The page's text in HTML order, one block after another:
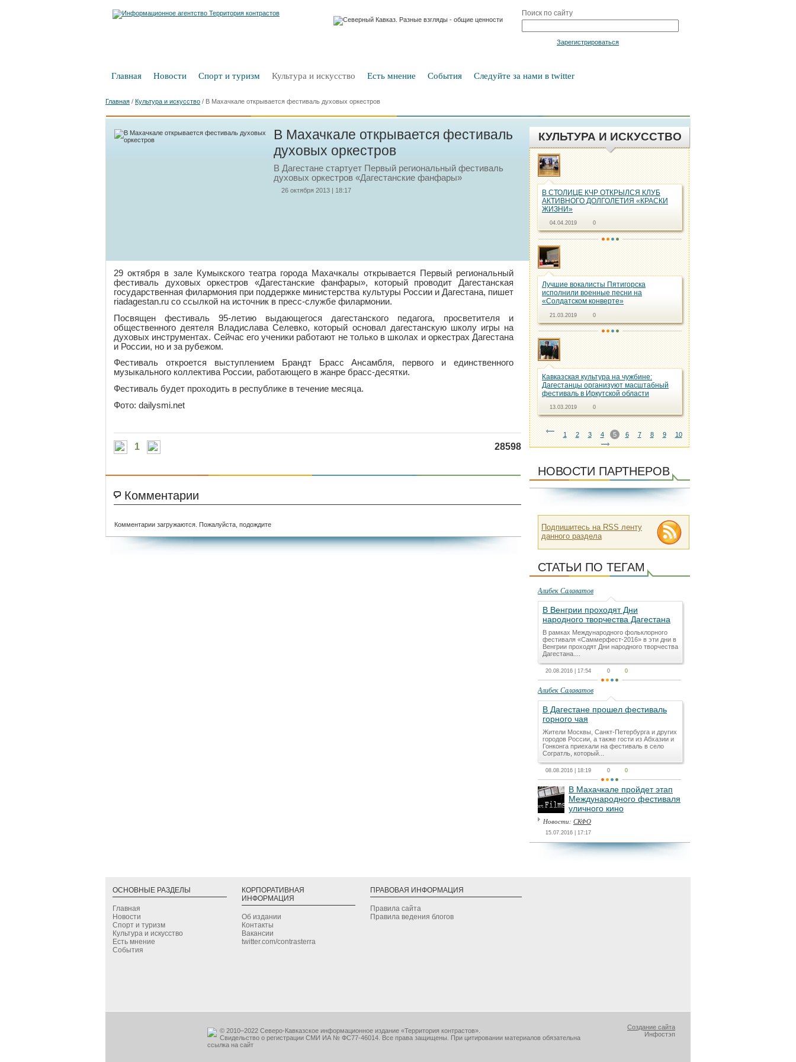
Поиск по сайту
Зарегистрироваться
Главная Новости Спорт и туризм Культура и искусство Есть мнение События Следуйте за нами в twitter
Главная / Культура и искусство / В Махачкале открывается фестиваль духовых оркестров
В Махачкале открывается фестиваль
духовых оркестров
В Дагестане стартует Первый региональный фестиваль
духовых оркестров «Дагестанские фанфары»
26 октября 2013 | 18:17
29 октября в зале Кумыкского театра города Махачкалы открывается Первый региональный
фестиваль духовых оркестров «Дагестанские фанфары», который проводит Дагестанская
государственная филармония при поддержке министерства культуры России и Дагестана, пишет
riadagestan.ru со ссылкой на источник в пресс-службе филармонии.
Посвящен фестиваль 95-летию выдающегося дагестанского педагога, просветителя и
общественного деятеля Владислава Селевко, который основал дагестанскую школу игры на
духовых инструментах. Сейчас его ученики работают не только в школах и оркестрах Дагестана
и России, но и за рубежом.
Фестиваль откроется выступлением Брандт Брасс Ансамбля, первого и единственного
музыкального коллектива России, работающего в жанре брасс-десятки.
Фестиваль будет проходить в республике в течение месяца.
Фото: dailysmi.net
1 28598
Комментарии
Комментарии загружаются. Пожалуйста, подождите
КУЛЬТУРА И ИСКУССТВО
В СТОЛИЦЕ КЧР ОТКРЫЛСЯ КЛУБ
АКТИВНОГО ДОЛГОЛЕТИЯ «КРАСКИ
ЖИЗНИ»
04.04.2019 0
Лучшие вокалисты Пятигорска
исполнили военные песни на
«Солдатском конверте»
21.03.2019 0
Кавказская культура на чужбине:
Дагестанцы организуют масштабный
фестиваль в Иркутской области
13.03.2019 0
1 2 3 4 5 6 7 8 9 10
НОВОСТИ ПАРТНЕРОВ
Подпишитесь на RSS ленту
данного раздела
СТАТЬИ ПО ТЕГАМ
Алибек Салаватов
В Венгрии проходят Дни
народного творчества Дагестана
В рамках Международного фольклорного
фестиваля «Саммерфест-2016» в эти дни в
Венгрии проходят Дни народного творчества
Дагестана....
20.08.2016 | 17:54 0 0
Алибек Салаватов
В Дагестане прошел фестиваль
горного чая
Жители Москвы, Санкт-Петербурга и других
городов России, а также гости из Абхазии и
Гонконга приехали на фестиваль в село
Согратль, который...
08.08.2016 | 18:19 0 0
В Махачкале пройдет этап
Международного фестиваля
уличного кино
Новости: СКФО
15.07.2016 | 17:17
ОСНОВНЫЕ РАЗДЕЛЫ
Главная
Новости
Спорт и туризм
Культура и искусство
Есть мнение
События
КОРПОРАТИВНАЯ
ИНФОРМАЦИЯ
Об издании
Контакты
Вакансии
twitter.com/contrasterra
ПРАВОВАЯ ИНФОРМАЦИЯ
Правила сайта
Правила ведения блогов
© 2010–2022 Северо-Кавказское информационное издание «Территория контрастов».
Свидельство о регистрации СМИ ИА № ФС77-46014. Все права защищены. При цитировании материалов обязательна
ссылка на сайт
Создание сайта
Инфостэп